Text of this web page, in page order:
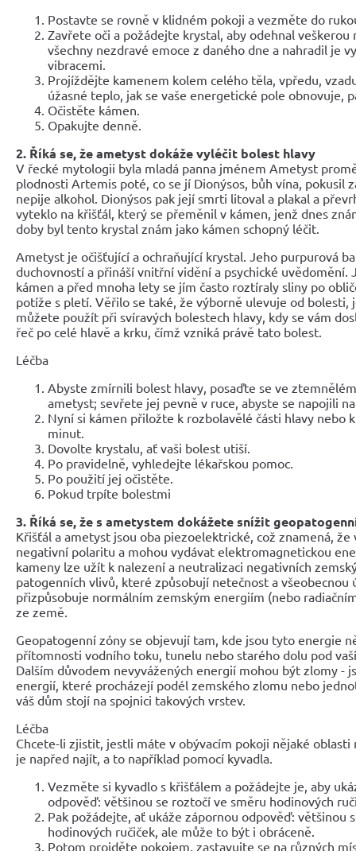
Postavte se rovně v klidném pokoji a vezměte do
Zavřete oči a požádejte krystal, aby odehnal
všechny nezdravé emoce z daného dne a nahradil je
vibracemi.
Projíždějte kamenem kolem celého těla, vpředu,
úžasné teplo, jak se vaše energetické pole obnovuje,
Očistěte kámen.
Opakujte denně.
2. Říká se, že ametyst dokáže vyléčit bolest hlavy
V řecké mytologii byla mladá panna jménem Ametyst
plodnosti Artemis poté, co se jí Dionýsos, bůh vína, pokusil
nepije alkohol. Dionýsos pak její smrti litoval a plakal a
vyteklo na křišťál, který se přeměnil v kámen, jenž dnes
doby byl tento krystal znám jako kámen schopný léčit.
Ametyst je očišťující a ochraňující krystal. Jeho purpurová
duchovností a přináší vnitřní vidění a psychické uvědomění.
kámen a před mnoha lety se jím často roztíraly sliny po
potíže s pletí. Věřilo se také, že výborně ulevuje od bolesti,
můžete použít při svíravých bolestech hlavy, kdy se vám
řeč po celé hlavě a krku, čímž vzniká právě tato bolest.
Léčba
Abyste zmírnili bolest hlavy, posaďte se ve
ametyst; sevřete jej pevně v ruce, abyste se napojili
Nyní si kámen přiložte k rozbolavělé části hlavy nebo
minut.
Dovolte krystalu, ať vaši bolest utiší.
Po pravidelně, vyhledejte lékařskou pomoc.
Po použití jej očistěte.
Pokud trpíte bolestmi
3. Říká se, že s ametystem dokážete snížit
Křišťál a ametyst jsou oba piezoelektrické, což znamená,
negativní polaritu a mohou vydávat elektromagnetickou
kameny lze užít k nalezení a neutralizaci negativních
patogenních vlivů, které způsobují netečnost a všeobecnou
přizpůsobuje normálním zemským energiím (nebo
ze země.
Geopatogenní zóny se objevují tam, kde jsou tyto energie
přítomnosti vodního toku, tunelu nebo starého dolu pod
Dalším důvodem nevyvážených energií mohou být zlomy -
energií, které procházejí podél zemského zlomu nebo
váš dům stojí na spojnici takových vrstev.
Léčba
Chcete-li zjistit, jestli máte v obývacím pokoji nějaké
je napřed najít, a to například pomocí kyvadla.
Vezměte si kyvadlo s křišťálem a požádejte je, aby
odpověď: většinou se roztočí ve směru hodinových
Pak požádejte, ať ukáže zápornou odpověď: většinou
hodinových ručiček, ale může to být i obráceně.
Potom projděte pokojem, zastavujte se na různých